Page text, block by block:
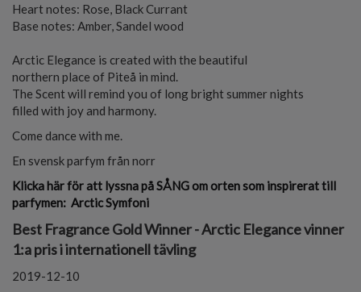
Heart notes: Rose, Black Currant
Base notes: Amber, Sandel wood
Arctic Elegance is created with the beautiful
northern place of Piteå in mind.
The Scent will remind you of long bright summer nights
filled with joy and harmony.
Come dance with me.
En svensk parfym från norr
Klicka här för att lyssna på SÅNG om orten som inspirerat till
parfymen: Arctic Symfoni
Best Fragrance Gold Winner - Arctic Elegance vinner
1:a pris i internationell tävling
2019-12-10